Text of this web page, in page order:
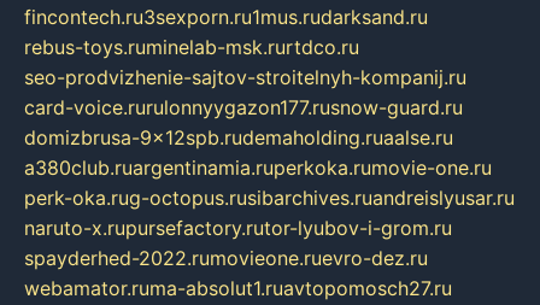
fincontech.ru3sexporn.ru1mus.rudarksand.ru
rebus-toys.ruminelab-msk.rurtdco.ru
seo-prodvizhenie-sajtov-stroitelnyh-kompanij.ru
card-voice.rurulonnyygazon177.rusnow-guard.ru
domizbrusa-9x12spb.rudemaholding.ruaalse.ru
a380club.ruargentinamia.ruperkoka.rumovie-one.ru
perk-oka.rug-octopus.rusibarchives.ruandreislyusar.ru
naruto-x.rupursefactory.rutor-lyubov-i-grom.ru
spayderhed-2022.rumovieone.ruevro-dez.ru
webamator.ruma-absolut1.ruavtopomosch27.ru